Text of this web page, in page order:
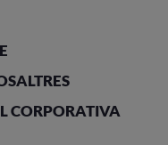
CORPORATIVA